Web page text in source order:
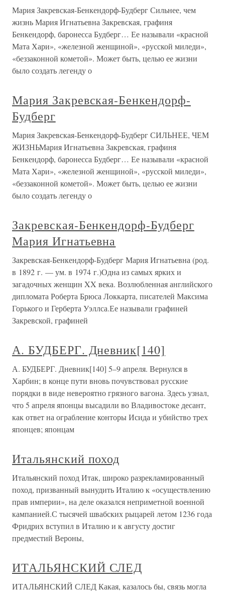
Мария Закревская-Бенкендорф-Будберг Сильнее, чем
жизнь Мария Игнатьевна Закревская, графиня
Бенкендорф, баронесса Будберг… Ее называли «красной
Мата Хари», «железной женщиной», «русской миледи»,
«беззаконной кометой». Может быть, целью ее жизни
было создать легенду о
Мария Закревская-Бенкендорф-
Будберг
Мария Закревская-Бенкендорф-Будберг СИЛЬНЕЕ, ЧЕМ
ЖИЗНЬМария Игнатьевна Закревская, графиня
Бенкендорф, баронесса Будберг… Ее называли «красной
Мата Хари», «железной женщиной», «русской миледи»,
«беззаконной кометой». Может быть, целью ее жизни
было создать легенду о
Закревская-Бенкендорф-Будберг
Мария Игнатьевна
Закревская-Бенкендорф-Будберг Мария Игнатьевна (род.
в 1892 г. — ум. в 1974 г.)Одна из самых ярких и
загадочных женщин XX века. Возлюбленная английского
дипломата Роберта Брюса Локкарта, писателей Максима
Горького и Герберта Уэллса.Ее называли графиней
Закревской, графиней
А. БУДБЕРГ. Дневник[140]
А. БУДБЕРГ. Дневник[140] 5–9 апреля. Вернулся в
Харбин; в конце пути вновь почувствовал русские
порядки в виде невероятно грязного вагона. Здесь узнал,
что 5 апреля японцы высадили во Владивостоке десант,
как ответ на ограбление конторы Исида и убийство трех
японцев; японцам
Итальянский поход
Итальянский поход Итак, широко разрекламированный
поход, призванный вынудить Италию к «осуществлению
прав империи», на деле оказался неприметной военной
кампанией.С тысячей швабских рыцарей летом 1236 года
Фридрих вступил в Италию и к августу достиг
предместий Вероны,
ИТАЛЬЯНСКИЙ СЛЕД
ИТАЛЬЯНСКИЙ СЛЕД Какая, казалось бы, связь могла